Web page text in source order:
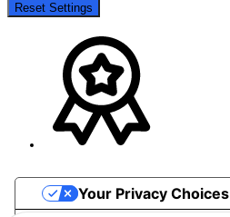
Reset Settings
Your Privacy Choices